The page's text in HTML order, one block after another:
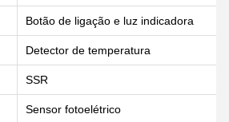
Botão de ligação e luz indicadora
Detector de temperatura
SSR
Sensor fotoelétrico